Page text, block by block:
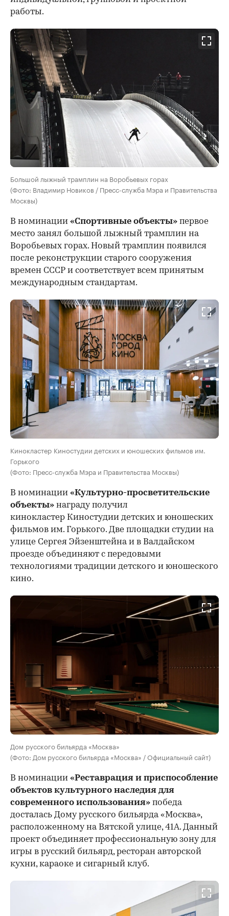
работы.
Большой лыжный трамплин на Воробьевых горах
(Фото: Владимир Новиков / Пресс-служба Мэра и Правительства
Москвы)
В номинации «Спортивные объекты» первое
место занял большой лыжный трамплин на
Воробьевых горах. Новый трамплин появился
после реконструкции старого сооружения
времен СССР и соответствует всем принятым
международным стандартам.
Кинокластер Киностудии детских и юношеских фильмов им.
Горького
(Фото: Пресс-служба Мэра и Правительства Москвы)
В номинации «Культурно-просветительские
объекты» награду получил
кинокластер Киностудии детских и юношеских
фильмов им. Горького. Две площадки студии на
улице Сергея Эйзенштейна и в Валдайском
проезде объединяют с передовыми
технологиями традиции детского и юношеского
кино.
Дом русского бильярда «Москва»
(Фото: Дом русского бильярда «Москва» / Официальный сайт)
В номинации «Реставрация и приспособление
объектов культурного наследия для
современного использования» победа
досталась Дому русского бильярда «Москва»,
расположенному на Вятской улице, 41А. Данный
проект объединяет профессиональную зону для
игры в русский бильярд, ресторан авторской
кухни, караоке и сигарный клуб.